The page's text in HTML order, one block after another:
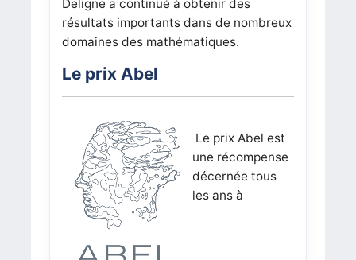
Deligne a continué à obtenir des
résultats importants dans de nombreux
domaines des mathématiques.
Le prix Abel
Le prix Abel est
une récompense
décernée tous
les ans à